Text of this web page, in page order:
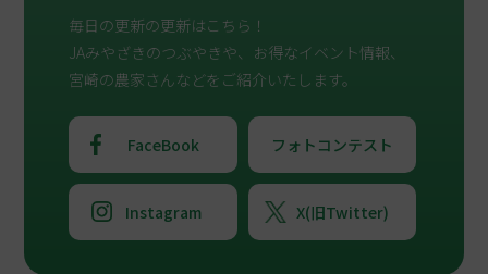
毎日の更新の更新はこちら！
JAみやざきのつぶやきや、お得なイベント情報、
宮崎の農家さんなどをご紹介いたします。
X(旧Twitter)
FaceBook フォトコンテスト
Instagram